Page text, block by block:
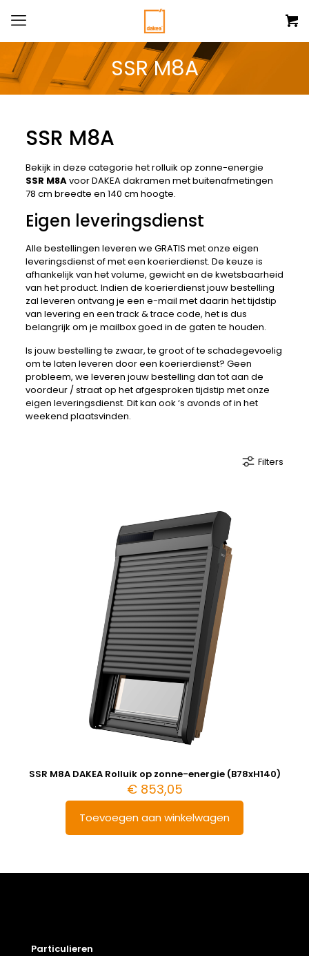
SSR M8A
SSR M8A
Bekijk in deze categorie het rolluik op zonne-energie
SSR M8Avoor DAKEA dakramen met buitenafmetingen
78 cm breedte en 140 cm hoogte.
Eigen leveringsdienst
Alle bestellingen leveren we GRATIS met onze eigen
leveringsdienst of met een koerierdienst. De keuze is
afhankelijk van het volume, gewicht en de kwetsbaarheid
van het product. Indien de koerierdienst jouw bestelling
zal leveren ontvang je een e-mail met daarin het tijdstip
van levering en een track & trace code, het is dus
belangrijk om je mailbox goed in de gaten te houden.
Is jouw bestelling te zwaar, te groot of te schadegevoelig
om te laten leveren door een koerierdienst? Geen
probleem, we leveren jouw bestelling dan tot aan de
voordeur / straat op het afgesproken tijdstip met onze
eigen leveringsdienst. Dit kan ook ‘s avonds of in het
weekend plaatsvinden.
Filters
SSR M8A DAKEA Rolluik op zonne-energie (B78xH140)
€853,05
Toevoegen aan winkelwagen
Particulieren